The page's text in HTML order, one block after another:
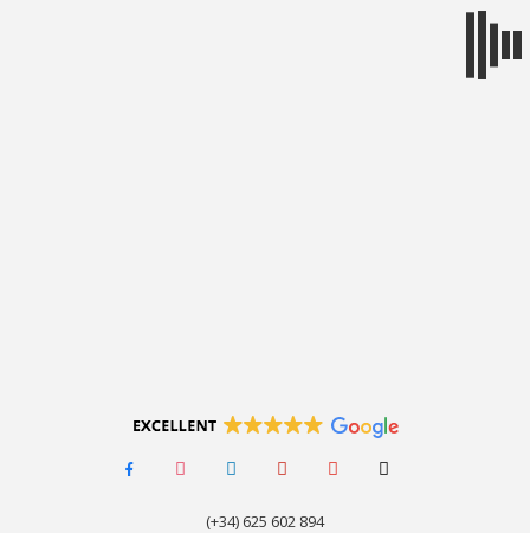
facebook-instagramlinkedin pinterestyoutube tiktok
(+34) 625 602 894